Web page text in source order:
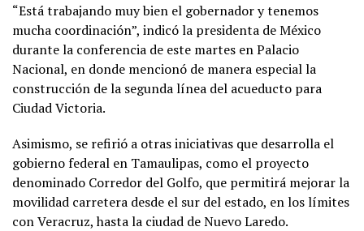
“Está trabajando muy bien el gobernador y tenemos
mucha coordinación”, indicó la presidenta de México
durante la conferencia de este martes en Palacio
Nacional, en donde mencionó de manera especial la
construcción de la segunda línea del acueducto para
Ciudad Victoria.
Asimismo, se refirió a otras iniciativas que desarrolla el
gobierno federal en Tamaulipas, como el proyecto
denominado Corredor del Golfo, que permitirá mejorar la
movilidad carretera desde el sur del estado, en los límites
con Veracruz, hasta la ciudad de Nuevo Laredo.